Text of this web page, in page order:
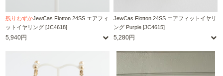
残りわずかJewCas Flotton 24SS エアフィ
ットイヤリング [JC4618]
5,940円
JewCas Flotton 24SS エアフィットイヤリ
ング Purple [JC4615]
5,280円